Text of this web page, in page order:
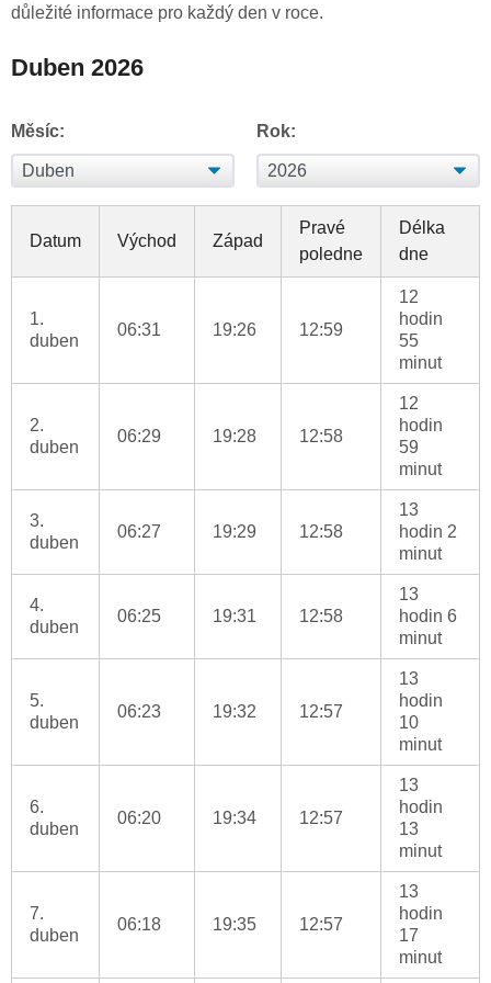
důležité informace pro každý den v roce.
Duben 2026
Měsíc: Rok:
Datum Východ Západ
Pravé
poledne
Délka
dne
1.
duben
06:31 19:26 12:59
12
hodin
55
minut
2.
duben
06:29 19:28 12:58
12
hodin
59
minut
3.
duben
06:27 19:29 12:58
13
hodin 2
minut
4.
duben
06:25 19:31 12:58
13
hodin 6
minut
5.
duben
06:23 19:32 12:57
13
hodin
10
minut
6.
duben
06:20 19:34 12:57
13
hodin
13
minut
7.
duben
06:18 19:35 12:57
13
hodin
17
minut